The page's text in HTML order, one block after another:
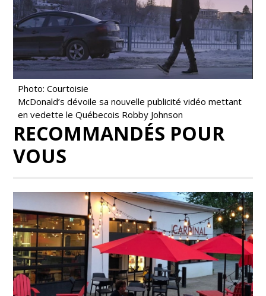
Photo: Courtoisie
McDonald’s dévoile sa nouvelle publicité vidéo mettant
en vedette le Québecois Robby Johnson
RECOMMANDÉS POUR
VOUS